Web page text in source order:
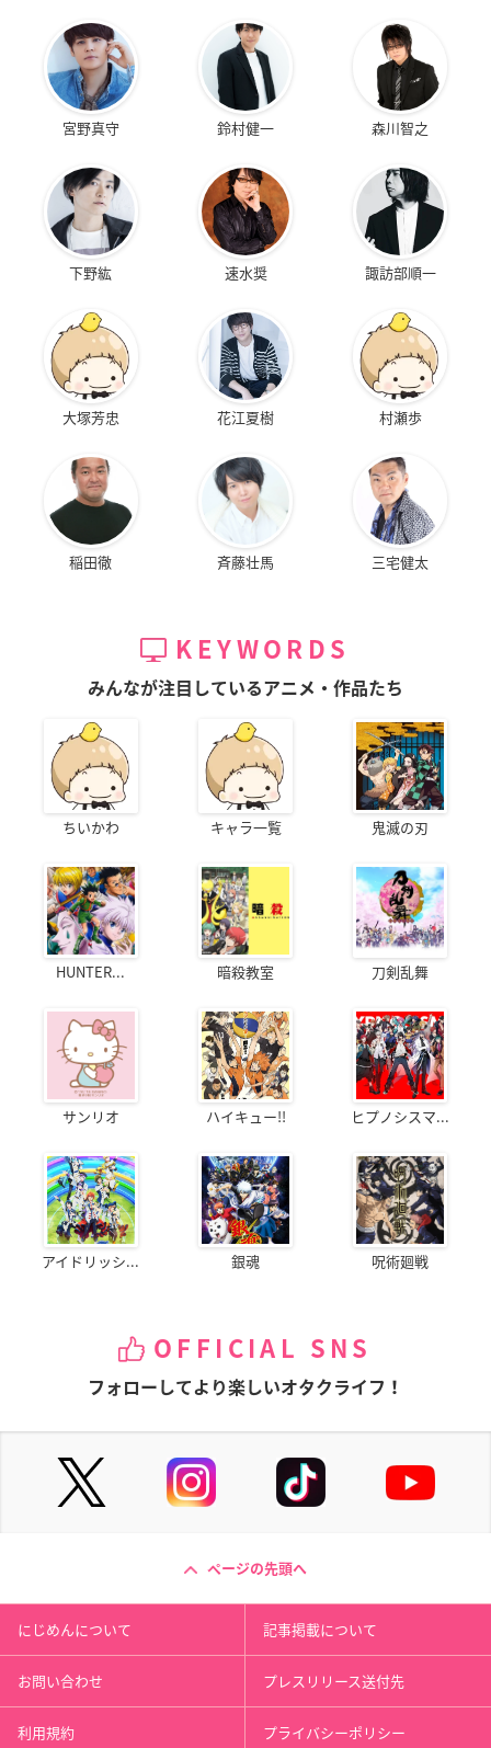
宮野真守 鈴村健一 森川智之
下野紘 速水奨 諏訪部順一
大塚芳忠 花江夏樹 村瀬歩
稲田徹 斉藤壮馬 三宅健太
KEYWORDS
みんなが注目しているアニメ・作品たち
ちいかわ キャラ一覧 鬼滅の刃
HUNTER... 暗殺教室 刀剣乱舞
サンリオ ハイキュー!! ヒプノシスマ...
アイドリッシ... 銀魂 呪術廻戦
OFFICIAL SNS
フォローしてより楽しいオタクライフ！
ページの先頭へ
にじめんについて 記事掲載について
お問い合わせ プレスリリース送付先
利用規約 プライバシーポリシー